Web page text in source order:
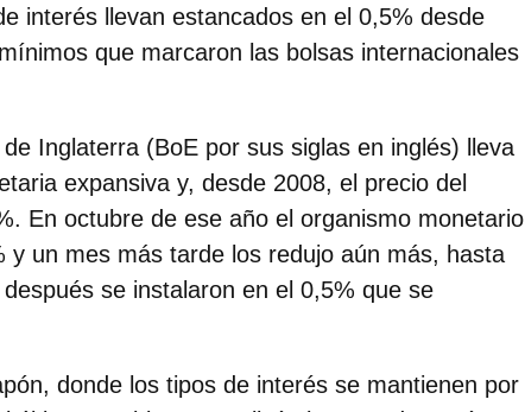
interés llevan estancados en el 0,5% desde
que marcaron las bolsas internacionales
Inglaterra (BoE por sus siglas en inglés) lleva
expansiva y, desde 2008, el precio del
En octubre de ese año el organismo monetario
y un mes más tarde los redujo aún más, hasta
se instalaron en el 0,5% que se
, donde los tipos de interés se mantienen por